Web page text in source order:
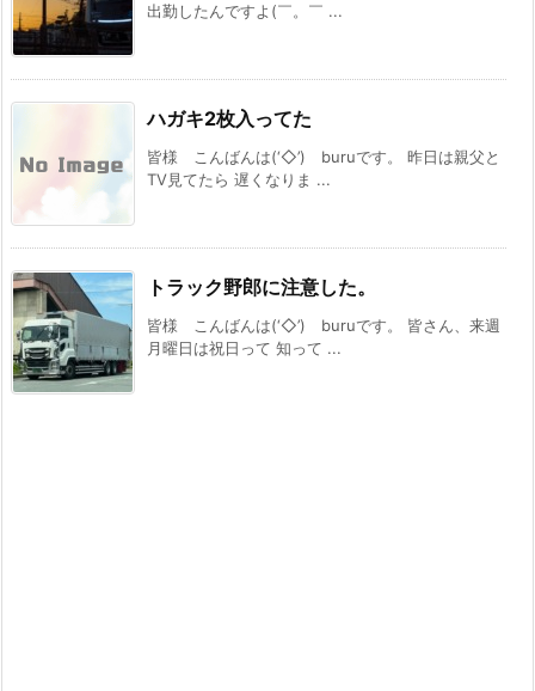
出勤したんですよ(￣。￣ ...
ハガキ2枚入ってた
皆様 こんばんは(‘◇’)ゞburuです。 昨日は親父と
TV見てたら 遅くなりま ...
トラック野郎に注意した。
皆様 こんばんは(‘◇’)ゞburuです。 皆さん、来週
月曜日は祝日って 知って ...